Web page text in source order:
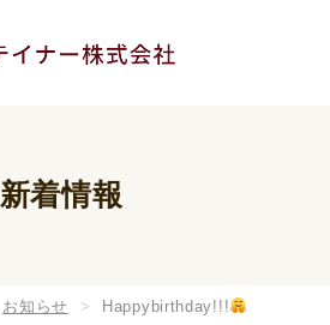
新着情報
お知らせ Happybirthday!!!